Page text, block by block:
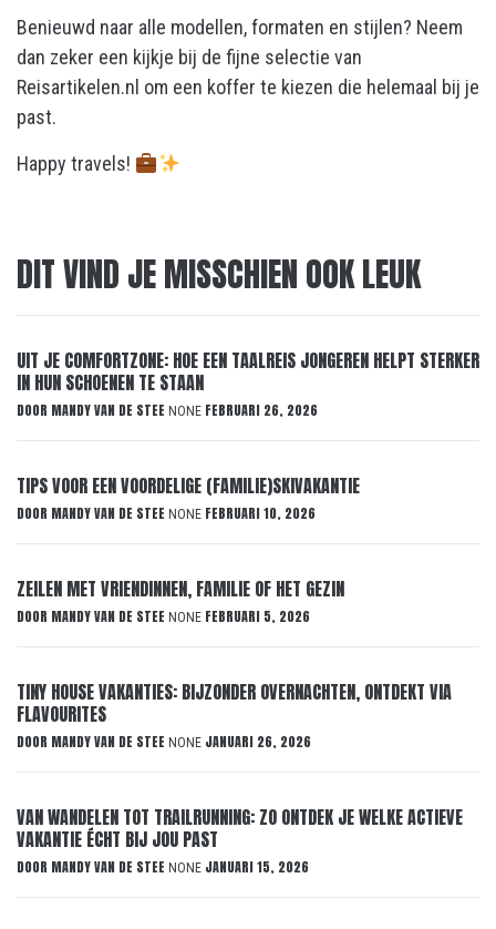
Benieuwd naar alle modellen, formaten en stijlen? Neem
dan zeker een kijkje bij de fijne selectie van
Reisartikelen.nl om een koffer te kiezen die helemaal bij je
past.
Happy travels!
DIT VIND JE MISSCHIEN OOK LEUK
UIT JE COMFORTZONE: HOE EEN TAALREIS JONGEREN HELPT STERKER
IN HUN SCHOENEN TE STAAN
DOOR MANDY VAN DE STEE NONE FEBRUARI 26, 2026
TIPS VOOR EEN VOORDELIGE (FAMILIE)SKIVAKANTIE
DOOR MANDY VAN DE STEE NONE FEBRUARI 10, 2026
ZEILEN MET VRIENDINNEN, FAMILIE OF HET GEZIN
DOOR MANDY VAN DE STEE NONE FEBRUARI 5, 2026
TINY HOUSE VAKANTIES: BIJZONDER OVERNACHTEN, ONTDEKT VIA
FLAVOURITES
DOOR MANDY VAN DE STEE NONE JANUARI 26, 2026
VAN WANDELEN TOT TRAILRUNNING: ZO ONTDEK JE WELKE ACTIEVE
VAKANTIE ÉCHT BIJ JOU PAST
DOOR MANDY VAN DE STEE NONE JANUARI 15, 2026